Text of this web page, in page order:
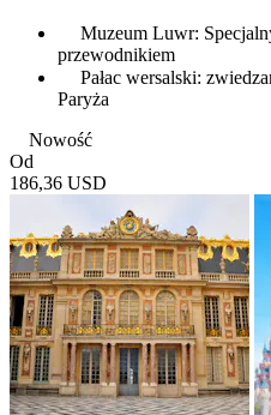
Muzeum Luwr:
przewodnikiem
Pałac wersalski:
Paryża
Nowość
Od
186,36 USD